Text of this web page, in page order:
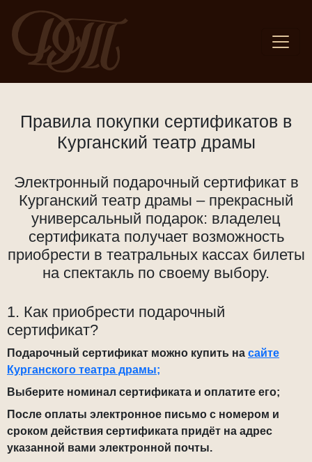
Правила покупки сертификатов в
Курганский театр драмы
Электронный подарочный сертификат в
Курганский театр драмы – прекрасный
универсальный подарок: владелец
сертификата получает возможность
приобрести в театральных кассах билеты
на спектакль по своему выбору.
1. Как приобрести подарочный
сертификат?
Подарочный сертификат можно купить на сайте
Курганского театра драмы;
Выберите номинал сертификата и оплатите его;
После оплаты электронное письмо с номером и
сроком действия сертификата придёт на адрес
указанной вами электронной почты.